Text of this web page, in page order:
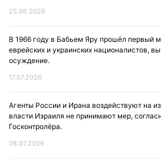
25.06.2026
В 1966 году в Бабьем Яру прошёл первый
еврейских и украинских националистов,
осуждение.
17.07.2026
Агенты России и Ирана воздействуют на
власти Израиля не принимают мер,
Госконтролёра.
08.07.2026